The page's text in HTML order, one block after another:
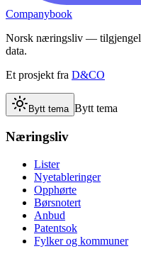
Companybook
Norsk næringsliv —
data.
Et prosjekt fra D&CO
Bytt tema Bytt tema
Næringsliv
Lister
Nyetableringer
Opphørte
Børsnotert
Anbud
Patentsok
Fylker og kommuner